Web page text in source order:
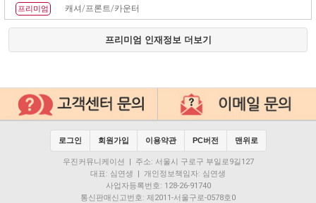
프리미엄 캐셔/프론트/카운터
프리미엄 인재정보 더보기
로그인 회원가입 이용약관 PC버전 맨위로
우진커뮤니케이션 | 주소: 서울시 구로구 부일로9길127
대표: 심연생 | 개인정보책임자: 심연생
사업자등록번호: 128-26-91740
통신판매신고번호: 제2011-서울구로-0578호0